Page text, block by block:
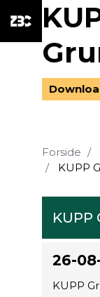
Forside
KUPP
26-
KUPP